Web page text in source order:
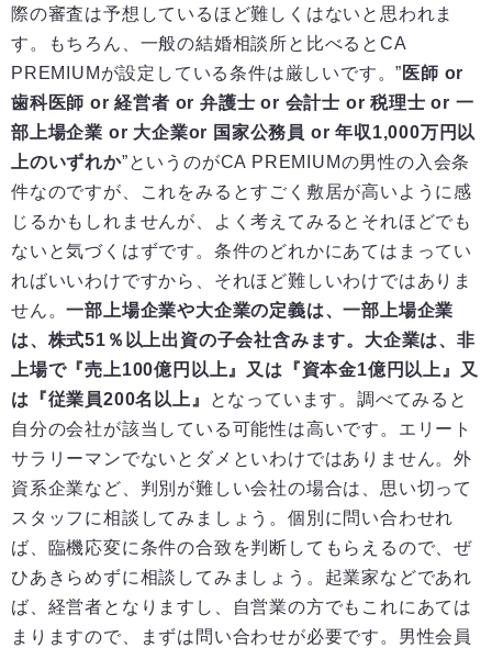
際の審査は予想しているほど難しくはないと思われま
す。もちろん、一般の結婚相談所と比べるとCA
PREMIUMが設定している条件は厳しいです。” 医師 or
歯科医師 or 経営者 or 弁護士 or 会計士 or 税理士 or 一
部上場企業 or 大企業or 国家公務員 or 年収1,000万円以
上のいずれか”というのがCA PREMIUMの男性の入会条
件なのですが、これをみるとすごく敷居が高いように感
じるかもしれませんが、よく考えてみるとそれほどでも
ないと気づくはずです。条件のどれかにあてはまってい
ればいいわけですから、それほど難しいわけではありま
せん。一部上場企業や大企業の定義は、一部上場企業
は、株式51％以上出資の子会社含みます。大企業は、非
上場で『売上100億円以上』又は『資本金1億円以上』又
は『従業員200名以上』
となっています。調べてみると
自分の会社が該当している可能性は高いです。エリート
サラリーマンでないとダメといわけではありません。外
資系企業など、判別が難しい会社の場合は、思い切って
スタッフに相談してみましょう。個別に問い合わせれ
ば、臨機応変に条件の合致を判断してもらえるので、ぜ
ひあきらめずに相談してみましょう。起業家などであれ
ば、経営者となりますし、自営業の方でもこれにあては
まりますので、まずは問い合わせが必要です。男性会員